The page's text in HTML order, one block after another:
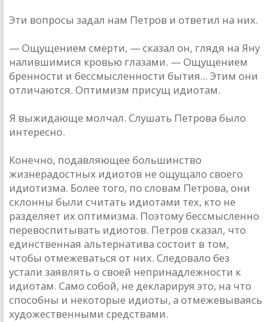
Эти вопросы задал нам Петров и ответил на них.
— Ощущением смерти, — сказал он, глядя на Яну
налившимися кровью глазами. — Ощущением
бренности и бессмысленности бытия... Этим они
отличаются. Оптимизм присущ идиотам.
Я выжидающе молчал. Слушать Петрова было
интересно.
Конечно, подавляющее большинство
жизнерадостных идиотов не ощущало своего
идиотизма. Более того, по словам Петрова, они
склонны были считать идиотами тех, кто не
разделяет их оптимизма. Поэтому бессмысленно
перевоспитывать идиотов. Петров сказал, что
единственная альтернатива состоит в том,
чтобы отмежеваться от них. Следовало без
устали заявлять о своей непринадлежности к
идиотам. Само собой, не декларируя это, на что
способны и некоторые идиоты, а отмежевываясь
художественными средствами.